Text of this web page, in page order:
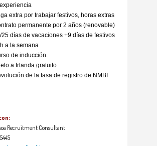
extra por trabajar festivos, horas extras
permanente por 2 años (renovable)
25 días de vacaciones +9 días de festivos
a la semana
de inducción.
a Irlanda gratuito
de la tasa de registro de NMBI
Recruitment Consultant